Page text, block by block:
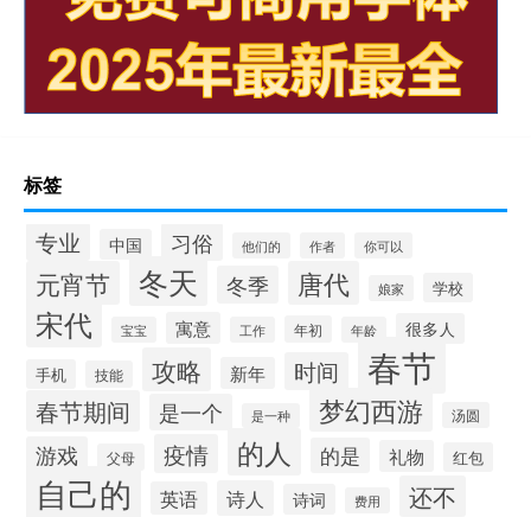
标签
专业 中国 习俗 他们的 作者 你可以
元宵节 冬天 冬季 唐代 娘家 学校
宋代 宝宝 寓意 工作 年初 年龄 很多人
手机 技能 攻略 新年 时间 春节
春节期间 是一个 是一种 梦幻西游 汤圆
游戏 父母 疫情 的人 的是 礼物 红包
自己的 英语 诗人 诗词 费用 还不